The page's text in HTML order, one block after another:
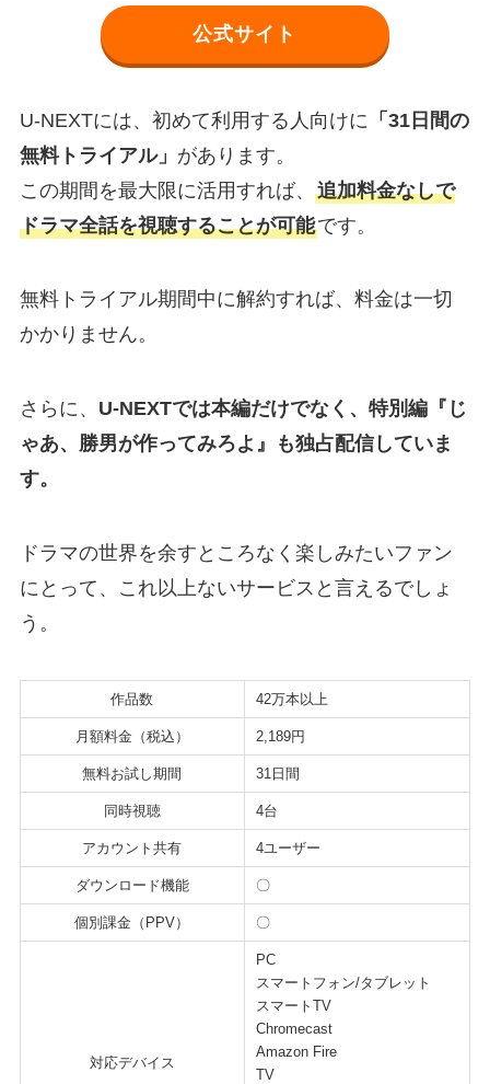
公式サイト
U-NEXTには、初めて利用する人向けに 「31日間の
無料トライアル」 があります。
この期間を最大限に活用すれば、 追加料金なしで
ドラマ全話を視聴することが可能です。
無料トライアル期間中に解約すれば、料金は一切
かかりません。
さらに、 U-NEXTでは本編だけでなく、特別編『じ
ゃあ、勝男が作ってみろよ』も独占配信していま
す。
ドラマの世界を余すところなく楽しみたいファン
にとって、これ以上ないサービスと言えるでしょ
う。
作品数 42万本以上
月額料金（税込） 2,189円
無料お試し期間 31日間
同時視聴 4台
アカウント共有 4ユーザー
ダウンロード機能 〇
個別課金（PPV） 〇
対応デバイス
PC
スマートフォン/タブレット
スマートTV
Chromecast
Amazon Fire
TV